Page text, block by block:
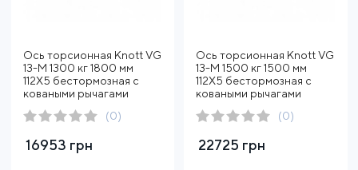
Ось торсионная Knott VG
13-M 1300 кг 1800 мм
112X5 бестормозная с
коваными рычагами
(0)
16953 грн
Ось торсионная Knott VG
13-M 1500 кг 1500 мм
112X5 бестормозная с
коваными рычагами
(0)
22725 грн